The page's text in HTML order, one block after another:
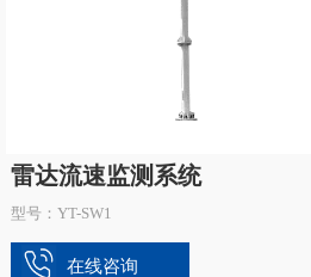
雷达流速监测系统
型号：YT-SW1
在线咨询